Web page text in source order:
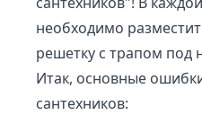
необходимо
решетку с трапом под
Итак, основные
сантехников: